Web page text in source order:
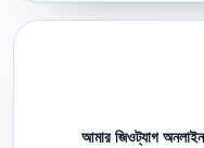
আমার জিওট্যাগ